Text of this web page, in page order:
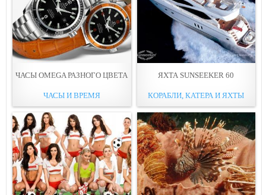
ЧАСЫ OMEGA РАЗНОГО ЦВЕТА
ЧАСЫ И ВРЕМЯ
ЯХТА SUNSEEKER 60
КОРАБЛИ, КАТЕРА И ЯХТЫ